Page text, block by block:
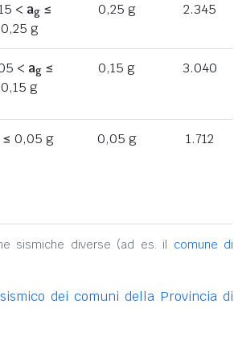
< ag ≤
0,25 g
0,25 g 2.345
< ag≤
0,15 g
0,15 g 3.040
0,05 g 0,05 g 1.712
sismiche diverse (ad es. il comune di
dei comuni della Provincia di